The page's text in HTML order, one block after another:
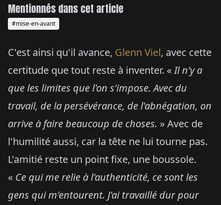
C'est ainsi qu'il avance, Glenn Viel, avec cette
certitude que tout reste à inventer. «Il n'y a
que les limites que l'on s'impose. Avec du
travail, de la persévérance, de l'abnégation, on
arrive à faire beaucoup de choses. » Avec de
l'humilité aussi, car la tête ne lui tourne pas.
L'amitié reste un point fixe, une boussole.
« Ce qui me relie à l'authenticité, ce sont les
gens qui m'entourent. J'ai travaillé dur pour
Mentionnés dans cet article
#mise-en-avant